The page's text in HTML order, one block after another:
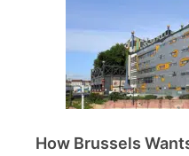
How Brussels